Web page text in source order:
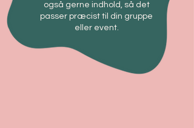
også gerne indhold, så det
passer præcist til din gruppe
eller event.